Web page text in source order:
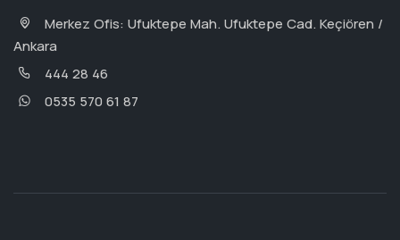
Merkez Ofis: Ufuktepe Mah. Ufuktepe Cad. Keçiören /
Ankara
444 28 46
0535 570 61 87